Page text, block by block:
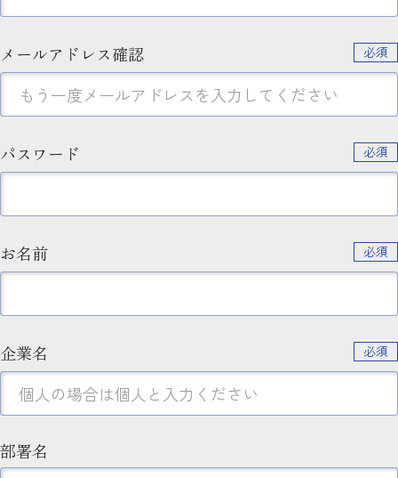
メールアドレス確認 必須
パスワード 必須
お名前 必須
企業名 必須
部署名